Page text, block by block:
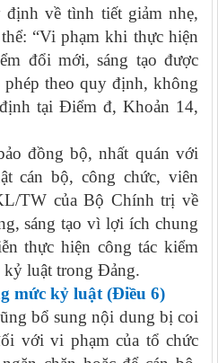
về tình tiết giảm nhẹ,
“Vi phạm khi thực hiện
đổi mới, sáng tạo được
phép theo quy định, không
tại Điểm đ, Khoản 14,
đồng bộ, nhất quán với
cán bộ, công chức, viên
TW của Bộ Chính trị về
sáng tạo vì lợi ích chung
thực hiện công tác kiểm
kỷ luật trong Đảng.
mức kỷ luật (Điều 6)
bổ sung nội dung bị coi
với vi phạm của tổ chức